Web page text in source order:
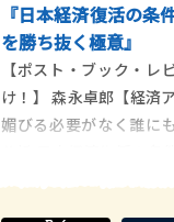
ます。 【ポスト・ブ
人に訊け！】 森永卓郎
人工知能×ビッグデー
る 福原正大 徳岡晃一郎
『日本経済復活の条
を勝ち抜く極意』
【ポスト・ブック・
け！】 森永卓郎【経済
媚びる必要がなく誰に